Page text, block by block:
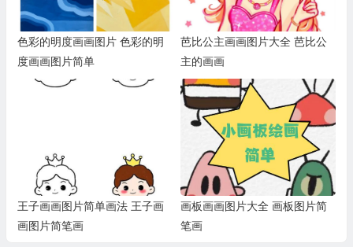
色彩的明度画画图片 色彩的明
度画画图片简单
芭比公主画画图片大全 芭比公
主的画画
王子画画图片简单画法 王子画
画图片简笔画
画板画画图片大全 画板图片简
笔画